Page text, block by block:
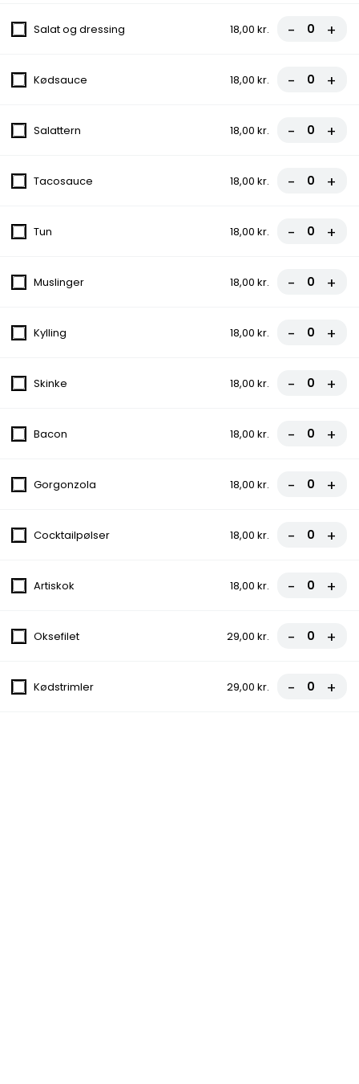
8. Miami Pizza
fra 107,00 kr.
9. Alicia Pizza
fra 112,00 kr.
10. Italiana Pizza
fra 107,00 kr.
11. Skinke Calzone (indbagt)
107,00 kr.
Calzone 2 Kebab (indbagt)
107,00 kr.
12. Margherita Pizza
fra 97,00 kr.
13. Mevlana Special
fra 112,00 kr.
Salat og dressing 18,00 kr. - +
Kødsauce 18,00 kr. - +
Salattern 18,00 kr. - +
Tacosauce 18,00 kr. - +
Tun 18,00 kr. - +
Muslinger 18,00 kr. - +
Kylling 18,00 kr. - +
Skinke 18,00 kr. - +
Bacon 18,00 kr. - +
Gorgonzola 18,00 kr. - +
Cocktailpølser 18,00 kr. - +
Artiskok 18,00 kr. - +
Oksefilet 29,00 kr. - +
Kødstrimler 29,00 kr. - +